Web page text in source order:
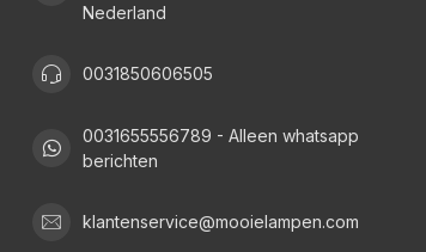
Nederland
0031850606505
0031655556789 - Alleen whatsapp
berichten
klantenservice@mooielampen.com